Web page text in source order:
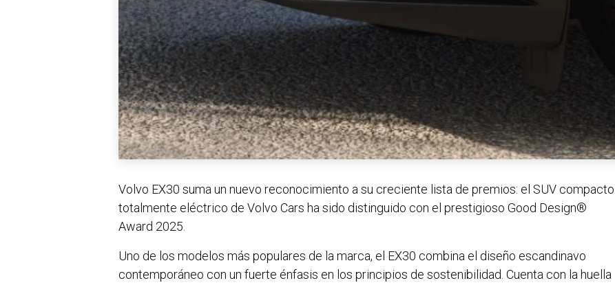
Volvo EX30 suma un nuevo reconocimiento a su creciente lista de premios: el SUV compacto
totalmente eléctrico de Volvo Cars ha sido distinguido con el prestigioso Good Design®
Award 2025.
Uno de los modelos más populares de la marca, el EX30 combina el diseño escandinavo
contemporáneo con un fuerte énfasis en los principios de sostenibilidad. Cuenta con la huella